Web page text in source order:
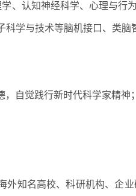
、认知神经科学、心理与
学与技术等脑机接口、类脑
自觉践行新时代科学家精神；
外知名高校、科研机构、企